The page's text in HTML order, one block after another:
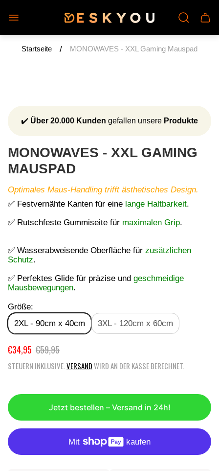
Laden-
Logo"
Startseite / MONOWAVES - XXL Gaming Mauspad
✔️ Über 20.000 Kunden gefallen unsere Produkte
MONOWAVES - XXL GAMING
MAUSPAD
Optimales Maus-Handling trifft ästhetisches Design.
✅ Festvernähte Kanten für eine lange Haltbarkeit.
✅ Rutschfeste Gummiseite für maximalen Grip.
✅ Wasserabweisende Oberfläche für zusätzlichen
Schutz.
✅ Perfektes Glide für präzise und geschmeidige
Mausbewegungen.
Größe:
2XL - 90cm x 40cm
3XL - 120cm x 60cm
V
R
U
F
S
P
R
E
€34,95 R
G
E
R
€59,95
STEUERN INKLUSIVE. VERSANDWIRD AN DER KASSE BERECHNET.
Jetzt bestellen – Versand in 24h!